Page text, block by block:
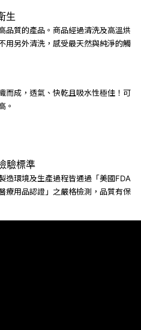
生
品質的產品。商品經過清洗及高溫烘
用另外清洗，感受最天然與純淨的觸
而成，透氣、快乾且吸水性極佳！可
。
驗標準
造環境及生產過程皆通過「美國FDA
療用品認證」之嚴格檢測，品質有保